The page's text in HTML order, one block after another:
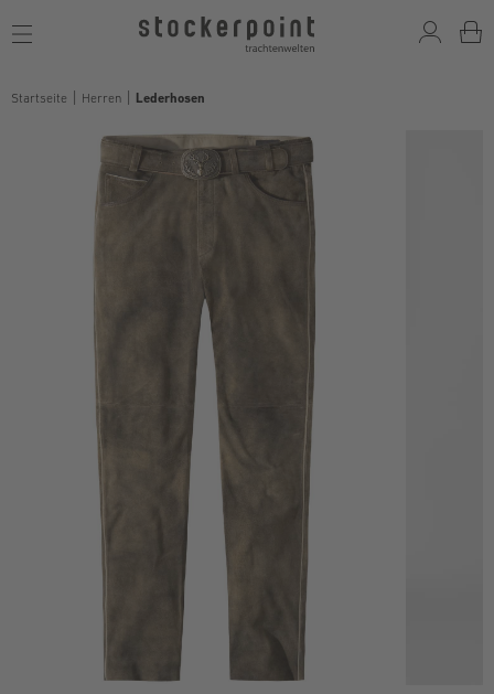
Toggle
Startseite Herren Lederhosen